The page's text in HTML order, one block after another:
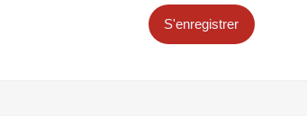
S'enregistrer